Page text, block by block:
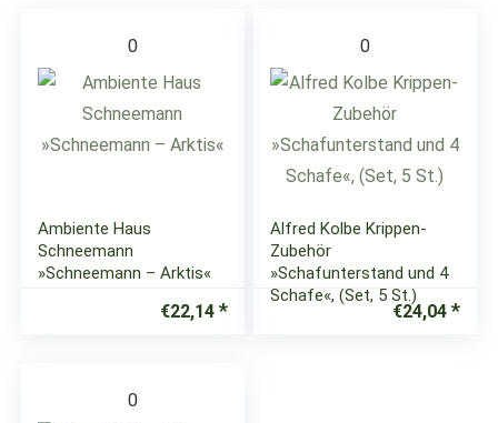
0
Ambiente Haus
Schneemann
»Schneemann – Arktis«
€22,14
0
Alfred Kolbe Krippen-
Zubehör
»Schafunterstand und 4
Schafe«, (Set, 5 St.)
€24,04
0